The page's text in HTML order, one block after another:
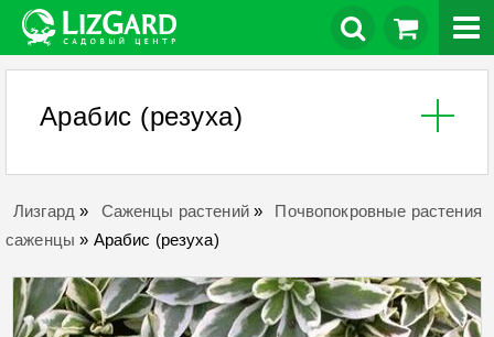
Арабис (резуха)
Лизгард » Саженцы растений»
Почвопокровные растения
саженцы » Арабис (резуха)